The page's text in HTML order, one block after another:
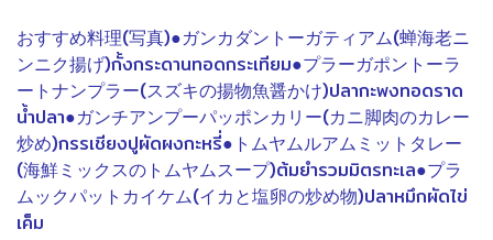
おすすめ料理(写真)●ガンカダントーガティアム(蝉海老ニ
ンニク揚げ)กั้งกระดานทอดกระเทียม●プラーガポントーラ
ートナンプラー(スズキの揚物魚醤かけ)ปลากะพงทอดราด
น้ำปลา●ガンチアンプーパッポンカリー(カニ脚肉のカレー
炒め)กรรเชียงปูผัดผงกะหรี่●トムヤムルアムミットタレー
(海鮮ミックスのトムヤムスープ)ต้มยำรวมมิตรทะเล●プラ
ムックパットカイケム(イカと塩卵の炒め物)ปลาหมึกผัดไข่
เค็ม